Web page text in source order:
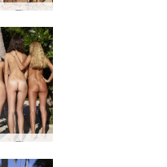
Coxy Flora Thea Zaika 4 divor #22
Coxy Flora Thea Zaika 4 divor #19